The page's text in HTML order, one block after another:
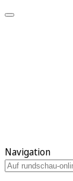
Navigation